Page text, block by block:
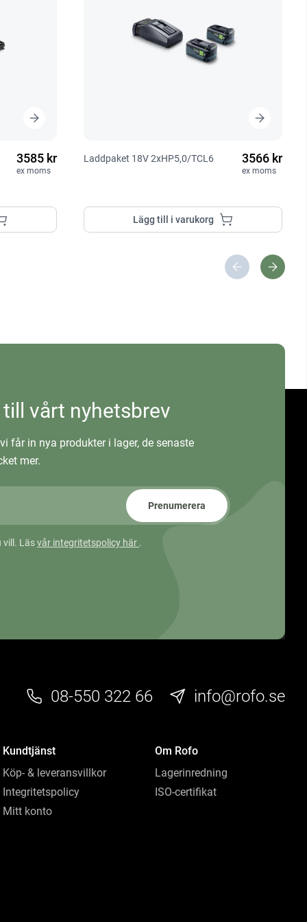
3585 kr
ex moms
Laddpaket 18V 2xHP5,0/TCL6 3566 kr
ex moms
Lägg till i varukorg
vårt nyhetsbrev
får in nya produkter i lager, de senaste
mer.
Prenumerera
vill. Läsvår integritetspolicy här .
08-550 322 66 info@rofo.se
Kundtjänst
Köp- & leveransvillkor
Integritetspolicy
Mitt konto
Om Rofo
Lagerinredning
ISO-certifikat